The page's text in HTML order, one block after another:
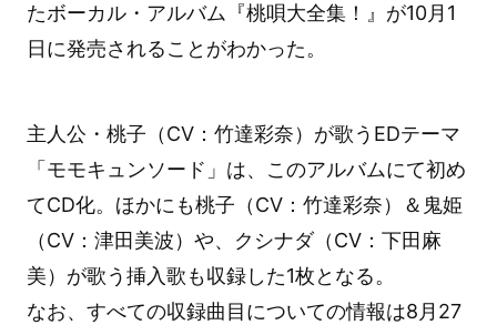
たボーカル・アルバム『桃唄大全集！』が10月1
日に発売されることがわかった。
主人公・桃子（CV：竹達彩奈）が歌うEDテーマ
「モモキュンソード」は、このアルバムにて初め
てCD化。ほかにも桃子（CV：竹達彩奈）＆鬼姫
（CV：津田美波）や、クシナダ（CV：下田麻
美）が歌う挿入歌も収録した1枚となる。
なお、すべての収録曲目についての情報は8月27